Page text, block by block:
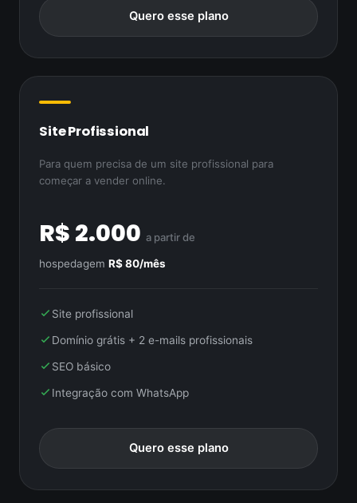
Quero esse plano
Site Profissional
Para quem precisa de um site profissional para
começar a vender online.
R$ 2.000 a partir de
hospedagem R$ 80/mês
Site profissional
Domínio grátis + 2 e-mails profissionais
SEO básico
Integração com WhatsApp
Quero esse plano